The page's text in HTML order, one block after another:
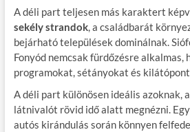
A déli part teljesen más karaktert
sekély strandok, a családbarát
bejárható települések dominálnak.
Fonyód nemcsak fürdőzésre alkalmas,
programokat, sétányokat és
A déli part különösen ideális azoknak,
látnivalót rövid idő alatt megnézni.
autós kirándulás során könnyen